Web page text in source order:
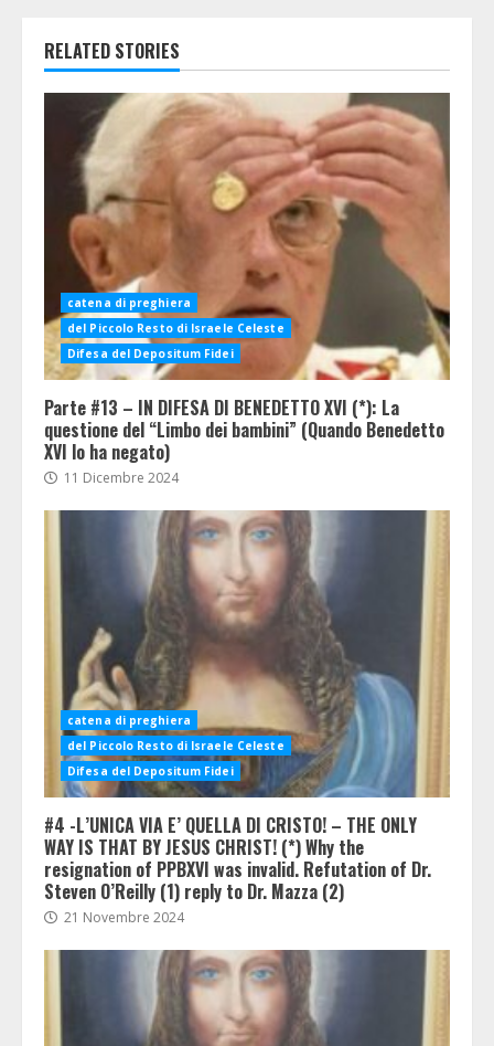
RELATED STORIES
catena di preghiera
del Piccolo Resto di Israele Celeste
Difesa del Depositum Fidei
Parte #13 – IN DIFESA DI BENEDETTO XVI (*): La
questione del “Limbo dei bambini” (Quando Benedetto
XVI lo ha negato)
11 Dicembre 2024
catena di preghiera
del Piccolo Resto di Israele Celeste
Difesa del Depositum Fidei
#4 -L’UNICA VIA E’ QUELLA DI CRISTO! – THE ONLY
WAY IS THAT BY JESUS CHRIST! (*) Why the
resignation of PPBXVI was invalid. Refutation of Dr.
Steven O’Reilly (1) reply to Dr. Mazza (2)
21 Novembre 2024